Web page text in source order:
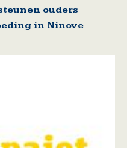
ouders
in Ninove